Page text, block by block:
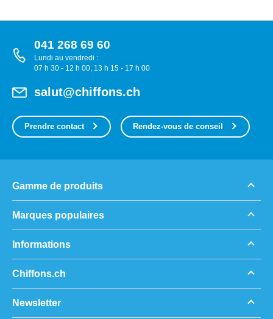
041 268 69 60
Lundi au vendredi :
07 h 30 - 12 h 00, 13 h 15 - 17 h 00
salut@chiffons.ch
Prendre contact Rendez-vous de conseil
Gamme de produits
Marques populaires
Informations
Chiffons.ch
Newsletter